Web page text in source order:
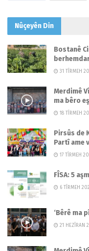
Nûçeyên Din
Bostanê
31 TÎRMEH
Merdimê
ma bêro
18 TÎRMEH
Pirsûs de
Partî ame
17 TÎRMEH
FÎSA: 5
6 TÎRMEH
‘Bêrê ma
21 HEZÎRAN